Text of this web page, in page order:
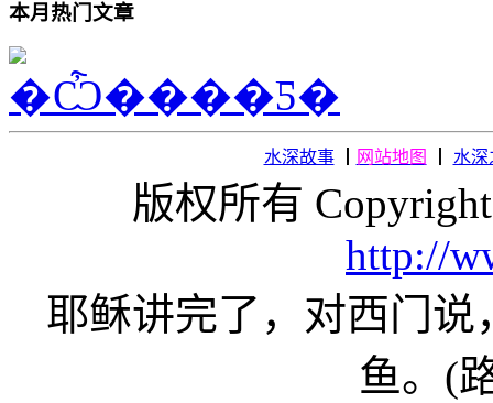
本月热门文章
水深故事┃ 网站地图 水深
版权所有
http://
耶稣讲完了，对西门
鱼。(